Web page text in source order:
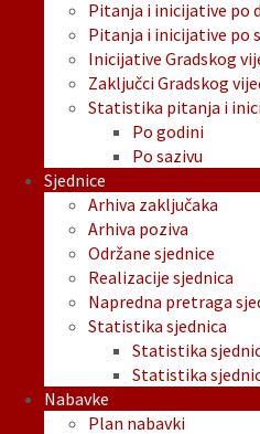
Pitanja i inicijative po
Pitanja i inicijative po
Inicijative Gradskog
Zaključci Gradskog
Statistika pitanja i
Po godini
Po sazivu
Sjednice
Arhiva zaključaka
Arhiva poziva
Održane sjednice
Realizacije sjednica
Napredna pretraga
Statistika sjednica
Statistika
Statistika
Nabavke
Plan nabavki